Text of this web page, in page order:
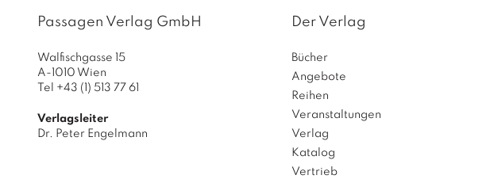
Passagen Verlag GmbH
Walfischgasse 15
A-1010 Wien
Tel +43 (1) 513 77 61
Verlagsleiter
Dr. Peter Engelmann
Der Verlag
Bücher
Angebote
Reihen
Veranstaltungen
Verlag
Katalog
Vertrieb